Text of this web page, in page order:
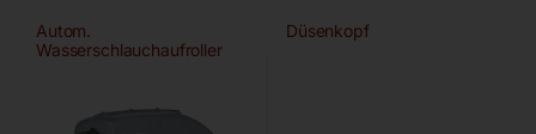
Autom.
Wasserschlauchaufroller
Düsenkopf